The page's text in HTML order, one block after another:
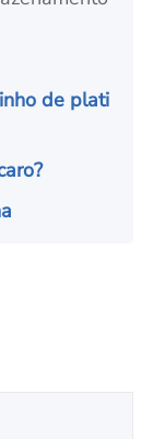
de plati